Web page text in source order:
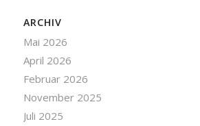
ARCHIV
Mai 2026
April 2026
Februar 2026
November 2025
Juli 2025